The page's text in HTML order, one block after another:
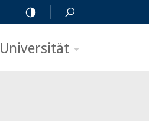
Universität